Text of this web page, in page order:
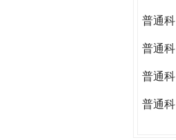
普通科
普通科
普通科
普通科